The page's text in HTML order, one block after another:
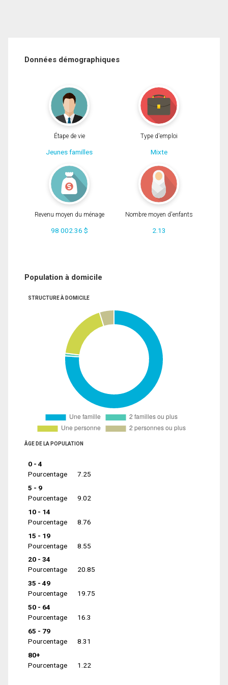
Données démographiques
Étape de vie
Jeunes familles
Type d'emploi
Mixte
Revenu moyen du ménage
98 002.36 $
Nombre moyen d'enfants
2.13
Population à domicile
STRUCTURE À DOMICILE
ÂGE DE LA POPULATION
0 - 4
Pourcentage
7.25
5 - 9
Pourcentage
9.02
10 - 14
Pourcentage
8.76
15 - 19
Pourcentage
8.55
20 - 34
Pourcentage
20.85
35 - 49
Pourcentage
19.75
50 - 64
Pourcentage
16.3
65 - 79
Pourcentage
8.31
80+
Pourcentage
1.22